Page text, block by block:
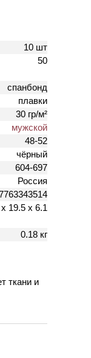
10 шт
50
спанбонд
плавки
30 гр/м²
мужской
48-52
чёрный
604-697
Россия
19.5 х 6.1
0.18 кг
ткани и